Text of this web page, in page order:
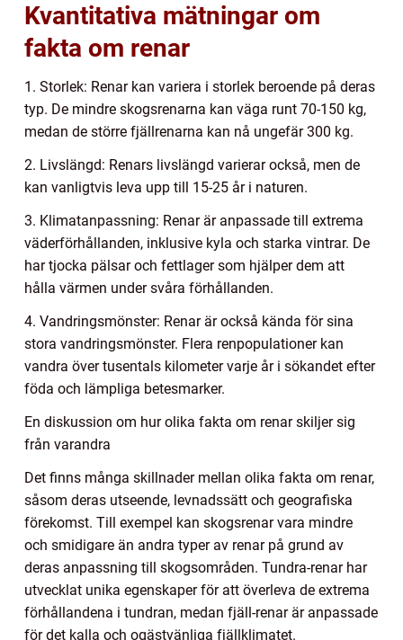
Kvantitativa mätningar om
fakta om renar
1. Storlek: Renar kan variera i storlek beroende på deras
typ. De mindre skogsrenarna kan väga runt 70-150 kg,
medan de större fjällrenarna kan nå ungefär 300 kg.
2. Livslängd: Renars livslängd varierar också, men de
kan vanligtvis leva upp till 15-25 år i naturen.
3. Klimatanpassning: Renar är anpassade till extrema
väderförhållanden, inklusive kyla och starka vintrar. De
har tjocka pälsar och fettlager som hjälper dem att
hålla värmen under svåra förhållanden.
4. Vandringsmönster: Renar är också kända för sina
stora vandringsmönster. Flera renpopulationer kan
vandra över tusentals kilometer varje år i sökandet efter
föda och lämpliga betesmarker.
En diskussion om hur olika fakta om renar skiljer sig
från varandra
Det finns många skillnader mellan olika fakta om renar,
såsom deras utseende, levnadssätt och geografiska
förekomst. Till exempel kan skogsrenar vara mindre
och smidigare än andra typer av renar på grund av
deras anpassning till skogsområden. Tundra-renar har
utvecklat unika egenskaper för att överleva de extrema
förhållandena i tundran, medan fjäll-renar är anpassade
för det kalla och ogästvänliga fjällklimatet.